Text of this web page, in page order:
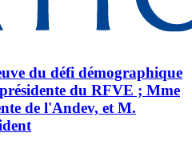
du défi démographique
du RFVE ; Mme
de l'Andev, et M.